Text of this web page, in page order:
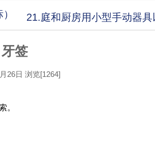
21.庭和厨房用小型手动器
牙签
26日 浏览[1264]
。